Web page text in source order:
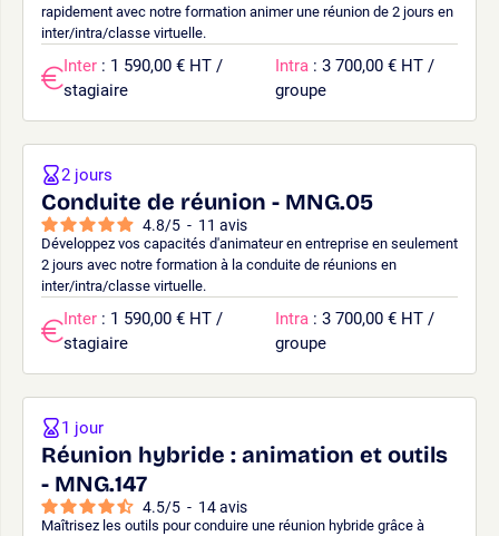
rapidement avec notre formation animer une réunion de 2 jours en
inter/intra/classe virtuelle.
Inter : 1 590,00 € HT /
stagiaire
Intra : 3 700,00 € HT /
groupe
Conduite de réunion - MNG.05
4.8/5 - 11 avis
Développez vos capacités d'animateur en entreprise en seulement
2 jours avec notre formation à la conduite de réunions en
inter/intra/classe virtuelle.
2 jours
Inter : 1 590,00 € HT /
stagiaire
Intra : 3 700,00 € HT /
groupe
Réunion hybride : animation et outils
- MNG.147
4.5/5 - 14avis
Maîtrisez les outils pour conduire une réunion hybride grâce à
1 jour